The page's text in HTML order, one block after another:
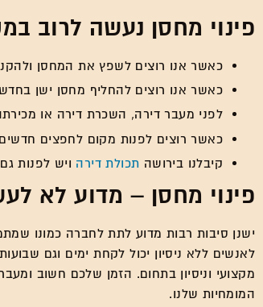
פינוי מחסן נעשה לרוב
כאשר אנו רוצים לשפץ את המחסן
כאשר אנו רוצים להחליף מחסן ישן
לפני מעבר דירה, השכרת דירה או
כאשר רוצים לפנות מקום לחפצים
קיבלנו בירושה תכולת דירה ויש לפנות
פינוי מחסן – מדוע לא
ישנן סיבות רבות מדוע לתת לחברה כמונו
לאנשים ללא ניסיון יכול לקחת ימים וגם
מקצועי וניסיון בתחום. הזמן שלכם חשוב
המומחיות שלנו.